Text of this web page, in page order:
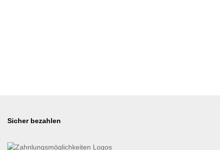
Sicher bezahlen